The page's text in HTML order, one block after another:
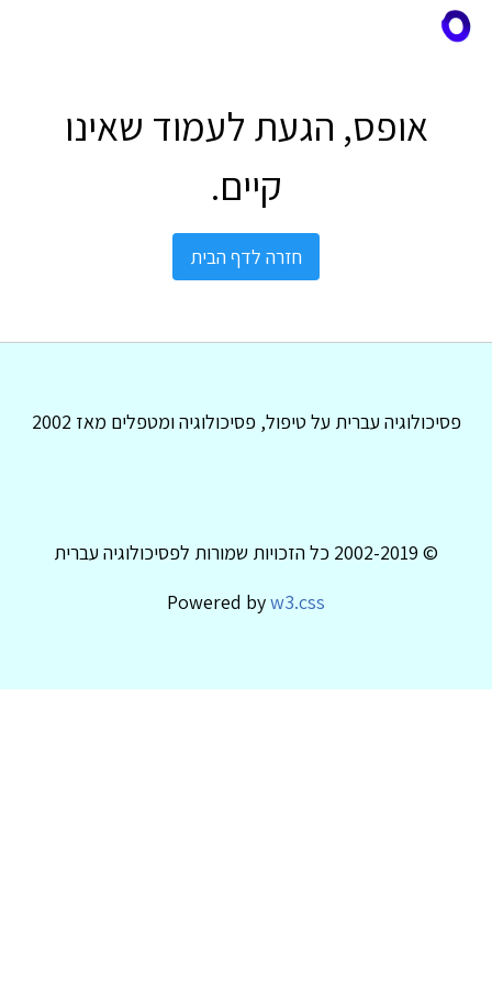
אופס, הגעת לעמוד שאינו
קיים.
חזרה לדף הבית
פסיכולוגיה עברית על טיפול, פסיכולוגיה ומטפלים מאז 2002
© 2002-2019 כל הזכויות שמורות לפסיכולוגיה עברית
Powered byw3.css